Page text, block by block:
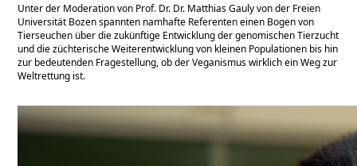
Unter der Moderation von Prof. Dr. Dr. Matthias Gauly von der Freien
Universität Bozen spannten namhafte Referenten einen Bogen von
Tierseuchen über die zukünftige Entwicklung der genomischen Tierzucht
und die züchterische Weiterentwicklung von kleinen Populationen bis hin
zur bedeutenden Fragestellung, ob der Veganismus wirklich ein Weg zur
Weltrettung ist.